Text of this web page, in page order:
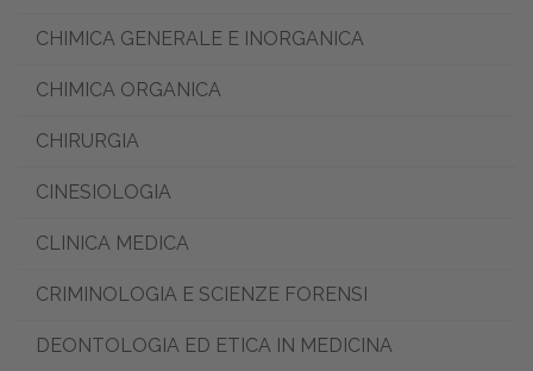
CHIMICA GENERALE E INORGANICA
CHIMICA ORGANICA
CHIRURGIA
CINESIOLOGIA
CLINICA MEDICA
CRIMINOLOGIA E SCIENZE FORENSI
DEONTOLOGIA ED ETICA IN MEDICINA